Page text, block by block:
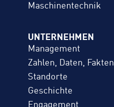
Maschinentechnik
UNTERNEHMEN
Management
Zahlen, Daten, Fakten
Standorte
Geschichte
Engagement